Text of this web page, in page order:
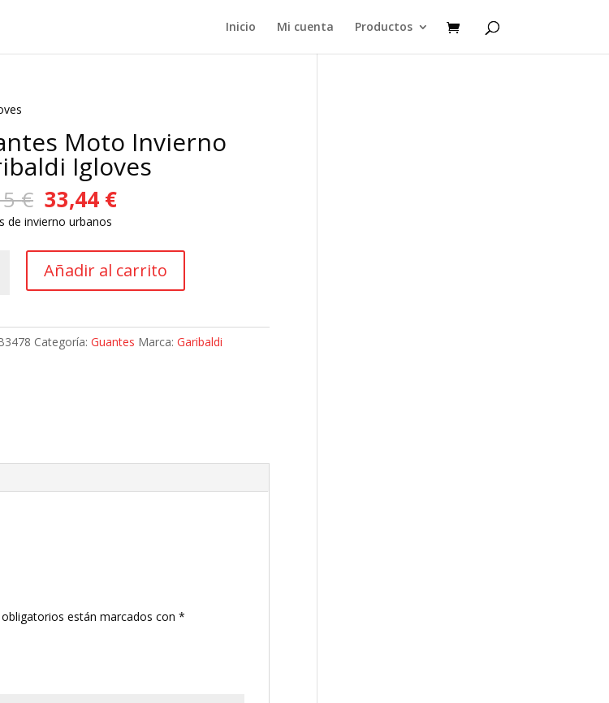
Inicio Mi cuenta Productos
Moto Invierno
Igloves
€ El
precio
original
era:
37,15 €.
33,44 €El
es:
33,44 €.
de invierno urbanos
Añadir al carrito
Categoría:Guantes Marca:Garibaldi
están marcados con*